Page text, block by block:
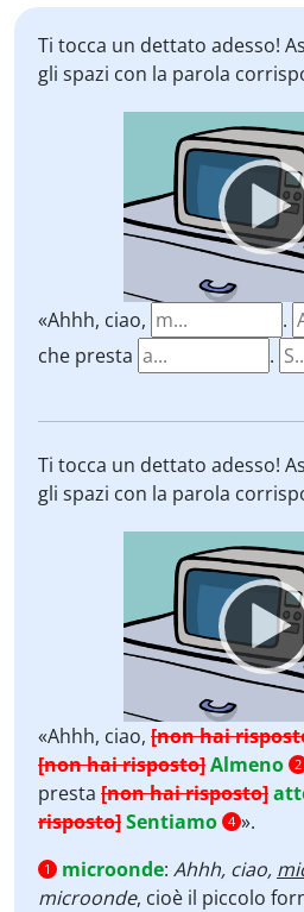
Ti tocca un dettato adesso!
gli spazi con la parola
«Ahhh, ciao, .
che presta
.
Ti tocca un dettato adesso!
gli spazi con la parola
«Ahhh, ciao, [non hai
[non hai risposto]Almeno 2
presta [non hai risposto]
risposto]Sentiamo 4 ».
1 microonde: Ahhh, ciao,
microonde, cioè il piccolo